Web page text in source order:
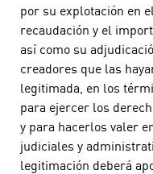
por su explotación en
recaudación y el
así como su
creadores que las
legitimada, en los
para ejercer los
y para hacerlos valer
judiciales y
legitimación deberá